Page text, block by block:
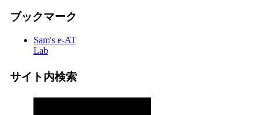
ブックマーク
Sam's e-AT
Lab
サイト内検索